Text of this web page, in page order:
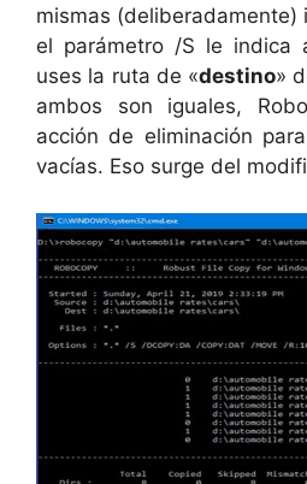
mismas (deliberadamente)
el parámetro /S le indica
uses la ruta de «destino»
ambos son iguales,
acción de eliminación
vacías. Eso surge del